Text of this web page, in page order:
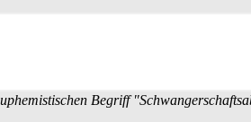
Begriff